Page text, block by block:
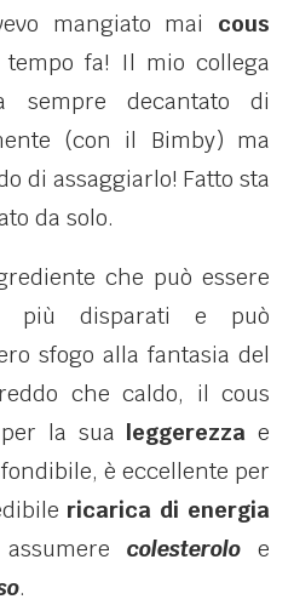
mangiato mai cous
fa! Il mio collega
sempre decantato di
(con il Bimby) ma
di assaggiarlo! Fatto sta
da solo.
che può essere
più disparati e può
sfogo alla fantasia del
che caldo, il cous
la sua leggerezza e
è eccellente per
ricarica di energia
colesterolo e
.